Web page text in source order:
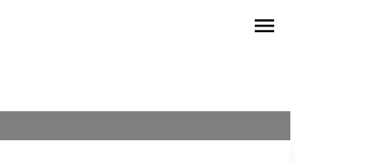
menu